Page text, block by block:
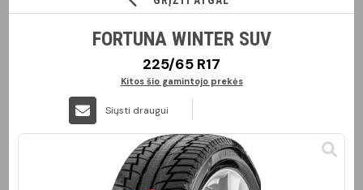
FORTUNA WINTER SUV
225/65 R17
Kitos šio gamintojo prekės
Siųsti draugui